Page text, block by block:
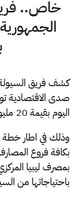
خاص..
كشف فريق
صدى الاقتصادية
اليوم بقيمة 20 مليون دينار لفروعه بمنطقة الجبل الغربي .
وذلك في اطار خطة
بكافة فروع
بمصرف ليبيا
باحتياجاتها من